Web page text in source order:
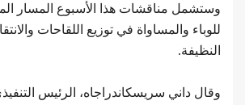
وستشمل مناقشات هذا الأسبوع المسار
للوباء والمساواة في توزيع اللقاحات
النظيفة.
وقال داني سريسكاندراجاه، الرئيس